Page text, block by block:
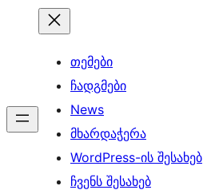
თემები
ჩადგმები
News
მხარდაჭერა
WordPress-ის შესახებ
ჩვენს შესახებ